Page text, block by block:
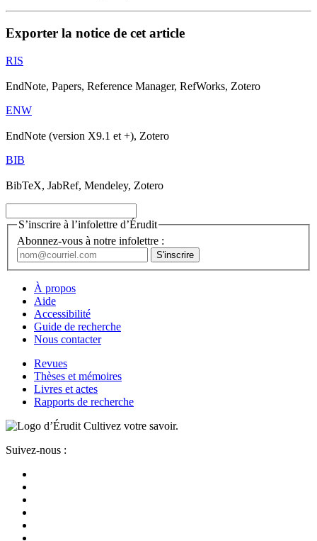
Exporter la notice de cet article
RIS
EndNote, Papers, Reference Manager, RefWorks, Zotero
ENW
EndNote (version X9.1 et +), Zotero
BIB
BibTeX, JabRef, Mendeley, Zotero
S’inscrire à l’infolettre d’Érudit
Abonnez-vous à notre infolettre :
À propos
Aide
Accessibilité
Guide de recherche
Nous contacter
Revues
Thèses et mémoires
Livres et actes
Rapports de recherche
Cultivez votre savoir.
Suivez-nous :